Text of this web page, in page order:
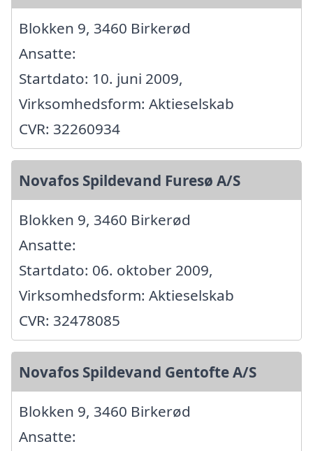
Blokken 9, 3460 Birkerød
Ansatte:
Startdato: 10. juni 2009,
Virksomhedsform: Aktieselskab
CVR: 32260934
Novafos Spildevand Furesø A/S
Blokken 9, 3460 Birkerød
Ansatte:
Startdato: 06. oktober 2009,
Virksomhedsform: Aktieselskab
CVR: 32478085
Novafos Spildevand Gentofte A/S
Blokken 9, 3460 Birkerød
Ansatte: